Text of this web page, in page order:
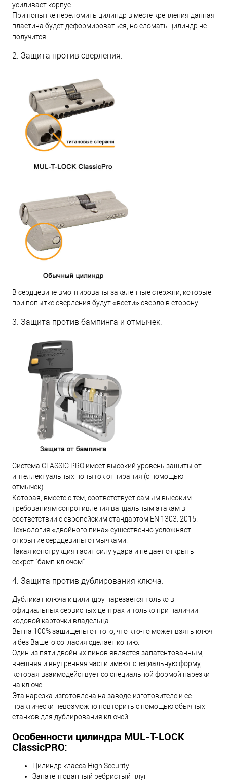
усиливает корпус.
При попытке переломить цилиндр в месте крепления данная
пластина будет деформироваться, но сломать цилиндр не
получится.
2. Защита против сверления.
В сердцевине вмонтированы закаленные стержни, которые
при попытке сверления будут «вести» сверло в сторону.
3. Защита против бампинга и отмычек.
Система CLASSIC PRO имеет высокий уровень защиты от
интеллектуальных попыток отпирания (с помощью
отмычек).
Которая, вместе с тем, соответствует самым высоким
требованиям сопротивления вандальным атакам в
соответствии с европейским стандартом EN 1303: 2015.
Технология «двойного пина» существенно усложняет
открытие сердцевины отмычками.
Такая конструкция гасит силу удара и не дает открыть
секрет "бамп-ключом".
4. Защита против дублирования ключа.
Дубликат ключа к цилиндру нарезается только в
официальных сервисных центрах и только при наличии
кодовой карточки владельца.
Вы на 100% защищены от того, что кто-то может взять ключ
и без Вашего согласия сделает копию.
Один из пяти двойных пинов является запатентованным,
внешняя и внутренняя части имеют специальную форму,
которая взаимодействует со специальной формой нарезки
на ключе.
Эта нарезка изготовлена на заводе-изготовителе и ее
практически невозможно повторить с помощью обычных
станков для дублирования ключей.
Особенности цилиндра MUL-T-LOCK
ClassicPRO:
Цилиндр класса High Security
Запатентованный ребристый плуг